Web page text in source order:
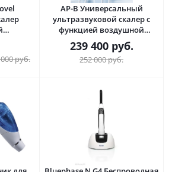
руб.
AP-B Универсальный
ультразвуковой скалер с
функцией воздушной
полировки (Оранжевый) ·
Woodpecker (Китай)
239 400руб.
252 000руб.